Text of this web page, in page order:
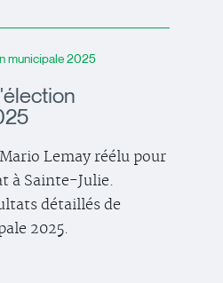
Lemay réélu pour
à Sainte-Julie.
détaillés de
2025.